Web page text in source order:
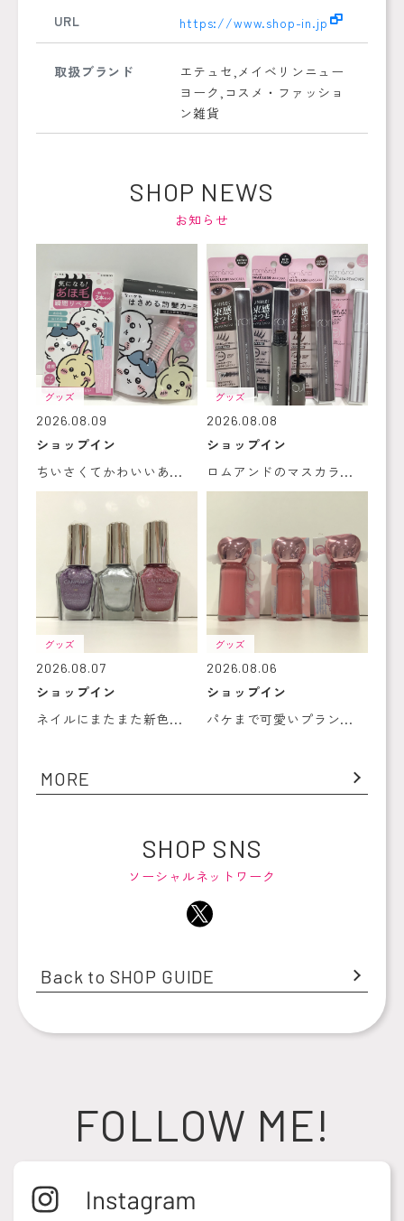
URL https://www.shop-in.jp
取扱ブランド
エテュセ,メイベリンニュー
ヨーク,コスメ・ファッショ
ン雑貨
SHOP NEWS
お知らせ
グッズ
2026.08.09
ショップイン
ちいさくてかわいいあ...
グッズ
2026.08.08
ショップイン
ロムアンドのマスカラ...
グッズ
2026.08.07
ショップイン
ネイルにまたまた新色...
グッズ
2026.08.06
ショップイン
パケまで可愛いプラン...
MORE
SHOP SNS
ソーシャルネットワーク
Back to SHOP GUIDE
FOLLOW ME!